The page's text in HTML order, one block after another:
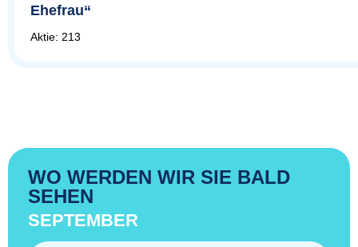
Ehefrau“
Aktie: 213
WO WERDEN WIR SIE BALD
SEHEN
SEPTEMBER